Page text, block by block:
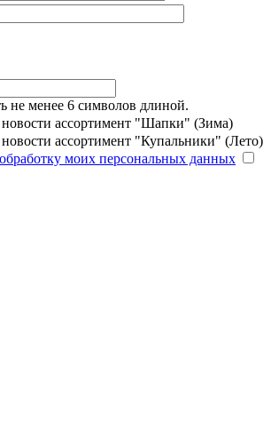
не менее 6 символов длиной.
новости ассортимент "Шапки" (Зима)
ассортимент "Купальники" (Лето)
обработку моих персональных данных